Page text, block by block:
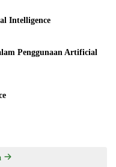
Intelligence
Penggunaan Artificial